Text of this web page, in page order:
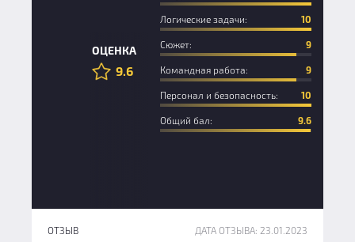
ОЦЕНКА
9.6
Логические задачи: 10
Сюжет: 9
Командная работа: 9
Персонал и безопасность: 10
Общий бал: 9.6
ОТЗЫВ
ДАТА ОТЗЫВА: 23.01.2023